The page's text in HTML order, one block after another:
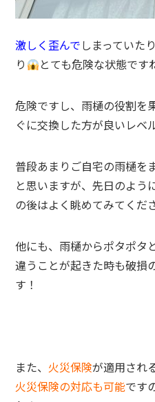
激しく歪んでしまっていた
り
とても危険な状態です
危険ですし、雨樋の役割を
ぐに交換した方が良いレベ
普段あまりご自宅の雨樋を
と思いますが、先日のよう
の後はよく眺めてみてくだ
他にも、雨樋からポタポタ
違うことが起きた時も破損
す！
また、 火災保険が適用され
火災保険の対応も可能です